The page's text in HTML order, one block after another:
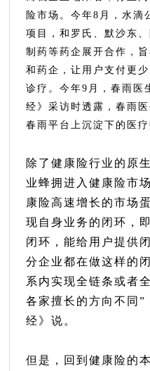
险市场。今年8月，水滴
项目，和罗氏、默沙东
制药等药企展开合作，
和药企，让用户支付更
诊疗。今年9月，春雨医
经》采访时透露，春雨
春雨平台上沉淀下的医
除了健康险行业的原
业蜂拥进入健康险市
康险高速增长的市场
现自身业务的闭环，
闭环，能给用户提供
分企业都在做这样的
系内实现全链条或者
各家擅长的方向不同
经》说。
但是，回到健康险的